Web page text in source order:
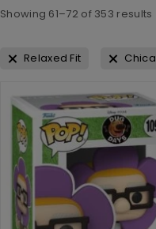
Showing 61–72of 353 results
Relaxed Fit Chica